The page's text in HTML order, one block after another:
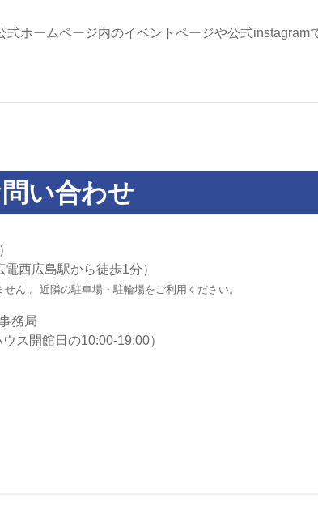
ホームページ内のイベントページや公式instagram
い合わせ
西広島駅から徒歩1分）
ん 。近隣の駐車場・駐輪場をご利用ください。
務局
ウス開館日の10:00-19:00）